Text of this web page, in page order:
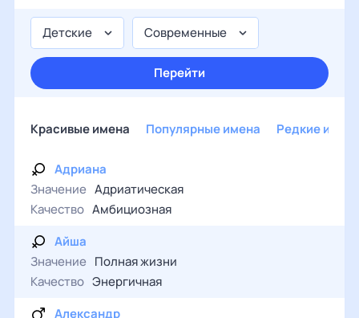
Детские Современные
Перейти
Красивые имена Популярные имена Редкие
Адриана
Значение Адриатическая
Качество Амбициозная
Айша
Значение Полная жизни
Качество Энергичная
Александр